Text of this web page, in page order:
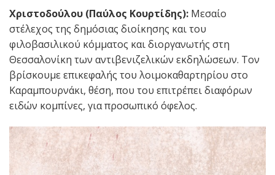
Χριστοδούλου (Παύλος Κουρτίδης): Μεσαίο
στέλεχος της δημόσιας διοίκησης και του
φιλοβασιλικού κόμματος και διοργανωτής στη
Θεσσαλονίκη των αντιβενιζελικών εκδηλώσεων. Τον
βρίσκουμε επικεφαλής του λοιμοκαθαρτηρίου στο
Καραμπουρνάκι, θέση, που του επιτρέπει διαφόρων
ειδών κομπίνες, για προσωπικό όφελος.